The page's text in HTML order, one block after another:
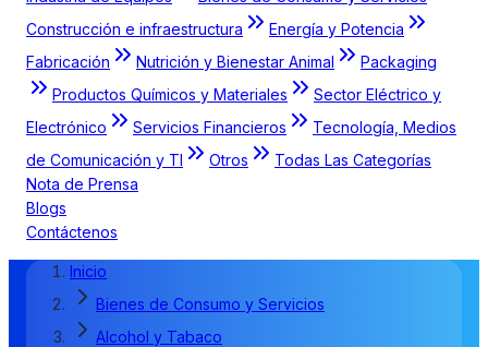
Construcción e infraestructura
Energía y Potencia
Fabricación
Nutrición y Bienestar Animal
Packaging
Productos Químicos y Materiales
Sector Eléctrico y
Electrónico
Servicios Financieros
Tecnología, Medios
de Comunicación y TI
Otros
Todas Las Categorías
Nota de Prensa
Blogs
Contáctenos
Inicio
Bienes de Consumo y Servicios
Alcohol y Tabaco